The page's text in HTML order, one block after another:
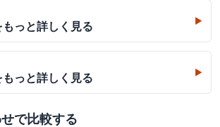
もっと詳しく見る ▶
もっと詳しく見る ▶
で比較する